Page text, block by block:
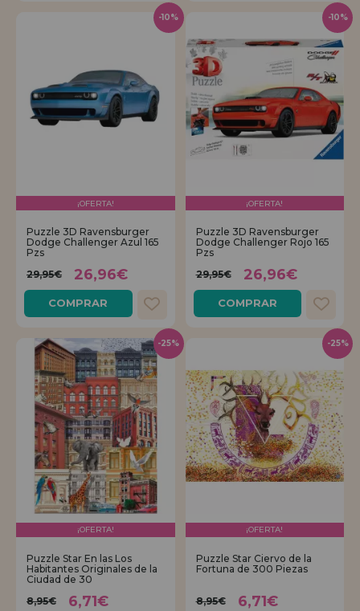
¡OFERTA!
Puzzle 3D Ravensburger
Dodge Challenger Azul 165
Pzs
29,95€
26,96€
COMPRAR
-10%
¡OFERTA!
Puzzle 3D Ravensburger
Dodge Challenger Rojo 165
Pzs
29,95€
26,96€
COMPRAR
-10%
¡OFERTA!
Puzzle Star En las Los
Habitantes Originales de la
Ciudad de 30
8,95€
6,71€
-25%
¡OFERTA!
Puzzle Star Ciervo de la
Fortuna de 300 Piezas
8,95€ 6,71€
-25%